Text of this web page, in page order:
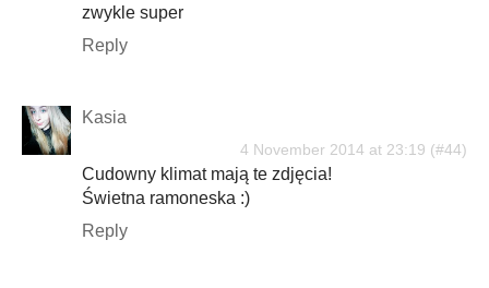
zwykle super
Reply
Kasia
4 November 2014 at 23:19
Cudowny klimat mają te zdjęcia!
Świetna ramoneska :)
Reply